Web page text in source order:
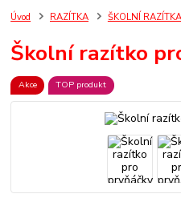
Úvod RAZÍTKA ŠKOLNÍ RAZÍTKA
Školní razítko
Akce TOP produkt